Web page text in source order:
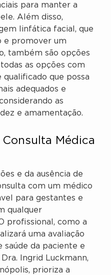
para manter a
Além disso,
linfática facial, que
e promover um
também são opções
as opções com
que possa
adequados e
as
e amamentação.
Médica
e da ausência de
com um médico
para gestantes e
qualquer
profissional, como a
uma avaliação
da paciente e
Ingrid Luckmann,
prioriza a